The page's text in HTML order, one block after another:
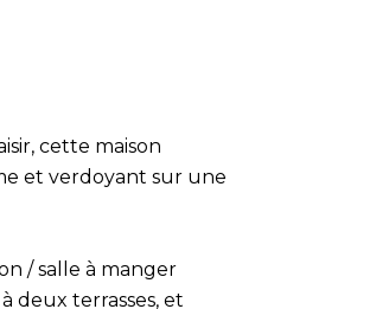
cette maison
et verdoyant sur une
/ salle à manger
deux terrasses, et